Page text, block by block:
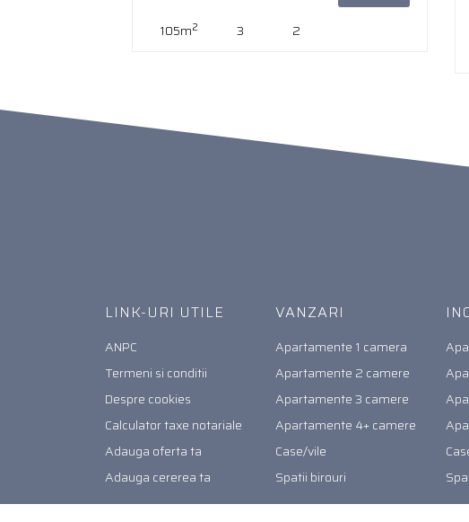
105m2 3 2
LINK-URI UTILE
ANPC
Termeni si conditii
Despre cookies
Calculator taxe notariale
Adauga oferta ta
Adauga cererea ta
VANZARI
Apartamente 1 camera
Apartamente 2 camere
Apartamente 3 camere
Apartamente 4+ camere
Case/vile
Spatii birouri